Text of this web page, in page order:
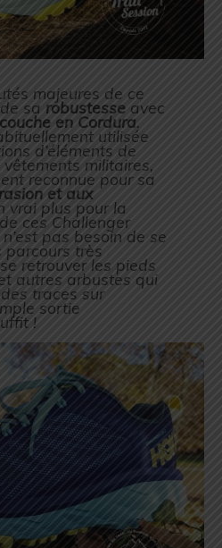
majeures de ce
sa robustesse avec
en Cordura.
utilisée
d’éléments de
militaires,
reconnue pour sa
et aux
vrai plus pour la
ces Challenger
pas besoin de se
parcours très
retrouver les pieds
autres arbustes qui
traces sur
sortie
!